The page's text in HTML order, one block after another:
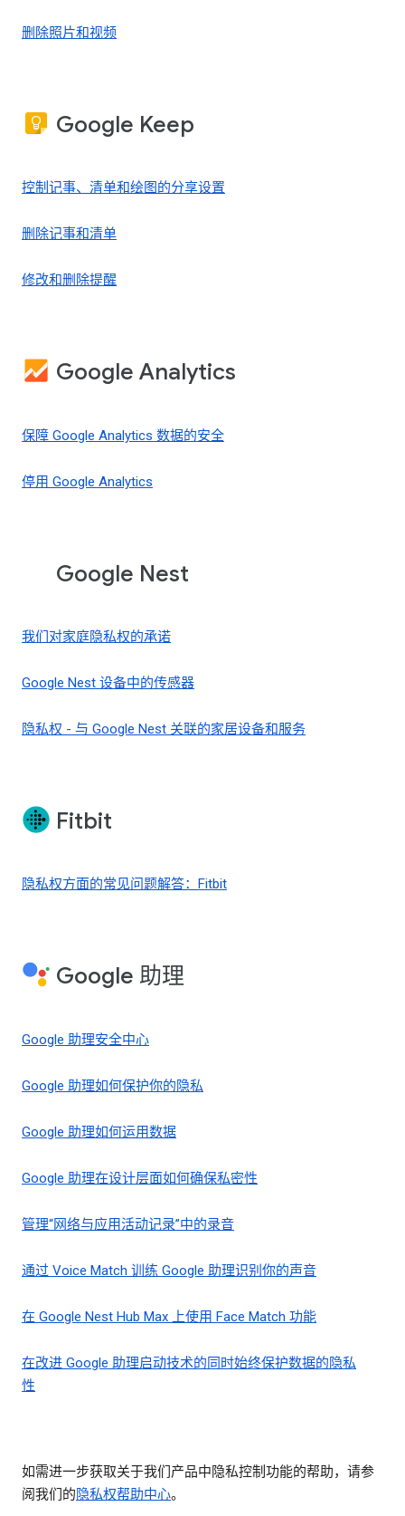
删除照片和视频
Google Keep
控制记事、清单和绘图的分享设置
删除记事和清单
修改和删除提醒
Google Analytics
保障 Google Analytics 数据的安全
停用 Google Analytics
Google Nest
我们对家庭隐私权的承诺
Google Nest 设备中的传感器
隐私权 - 与 Google Nest 关联的家居设备和服务
Fitbit
隐私权方面的常见问题解答：Fitbit
Google 助理
Google 助理安全中心
Google 助理如何保护你的隐私
Google 助理如何运用数据
Google 助理在设计层面如何确保私密性
管理“网络与应用活动记录”中的录音
通过 Voice Match 训练 Google 助理识别你的声音
在 Google Nest Hub Max 上使用 Face Match 功能
在改进 Google 助理启动技术的同时始终保护数据的隐私
性
如需进一步获取关于我们产品中隐私控制功能的帮助，请参
阅我们的隐私权帮助中心。